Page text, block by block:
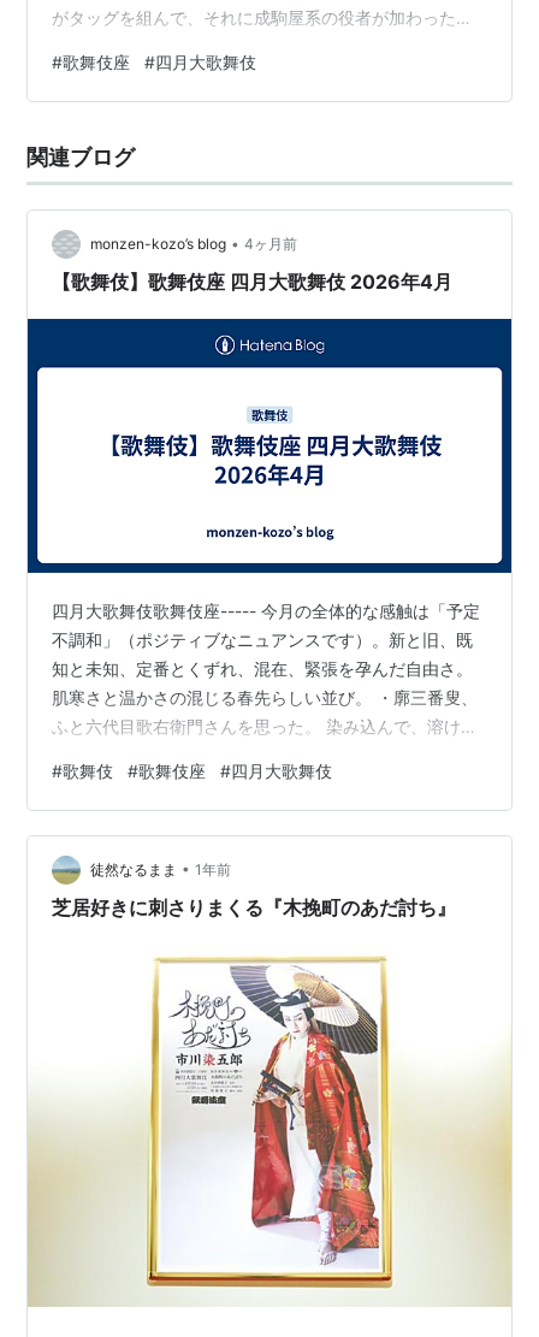
がタッグを組んで、それに成駒屋系の役者が加わった感
#歌舞伎座 #四月大歌舞伎
関連ブログ
monzen-kozo’s blog • 4ヶ月前
【歌舞伎】歌舞伎座 四月大歌舞伎 2026年4月
四月大歌舞伎歌舞伎座----- 今月の全体的な感触は「予定
不調和」（ポジティブなニュアンスです）。新と旧、既
知と未知、定番とくずれ、混在、緊張を孕んだ自由さ。
肌寒さと温かさの混じる春先らしい並び。 ・廓三番叟、
ふと六代目歌右衛門さんを思った。 染み込んで、溶け
菊五郎さん政岡・弾正・小助、時蔵さんの八重垣姫。・
連獅子、なんだか新鮮。 ・浮かれ心中、エッジをいく構
成・芝居まわし。遠心力を楽しむべし。・犬と鼠とネズ
ミ。 ◆昼の部一、廓三番叟二、裏表先代萩 ◆夜の部
一、本朝廿四孝二、連獅子三、浮かれ心中 （2026.4.4）
#歌舞伎 #歌舞伎座 #四月大歌舞伎
徒然なるまま • 1年前
芝居好きに刺さりまくる『木挽町のあだ討ち』